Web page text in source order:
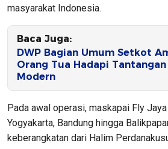
masyarakat Indonesia.
Baca Juga:
DWP Bagian Umum Setkot
Orang Tua Hadapi
Modern
Pada awal operasi, maskapai Fly
Yogyakarta, Bandung hingga
keberangkatan dari Halim